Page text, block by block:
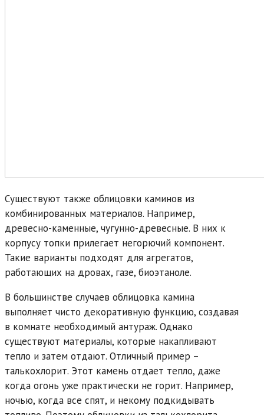
Существуют также облицовки каминов из
комбинированных материалов. Например,
древесно-каменные, чугунно-древесные. В них к
корпусу топки прилегает негорючий компонент.
Такие варианты подходят для агрегатов,
работающих на дровах, газе, биоэтаноле.
В большинстве случаев облицовка камина
выполняет чисто декоративную функцию, создавая
в комнате необходимый антураж. Однако
существуют материалы, которые накапливают
тепло и затем отдают. Отличный пример –
талькохлорит. Этот камень отдает тепло, даже
когда огонь уже практически не горит. Например,
ночью, когда все спят, и некому подкидывать